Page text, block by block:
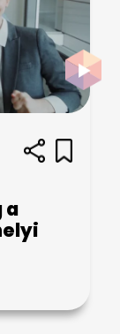
a